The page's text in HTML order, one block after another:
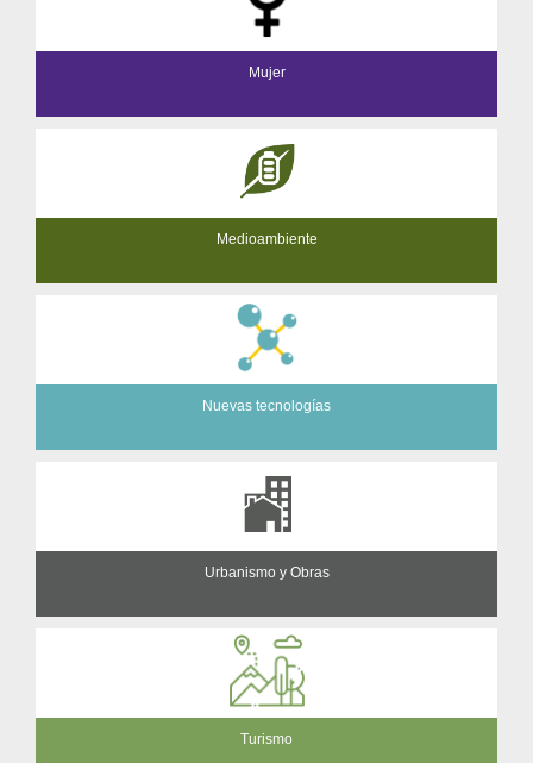
Mujer
Medioambiente
Nuevas tecnologías
Urbanismo y Obras
Turismo